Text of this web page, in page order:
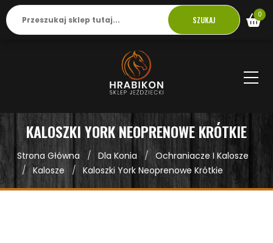
SZUKAJ 0
KALOSZKI YORK NEOPRENOWE KRÓTKIE
Strona Główna Dla Konia
Ochraniacze I Kalosze
Kalosze
Kaloszki York Neoprenowe Krótkie